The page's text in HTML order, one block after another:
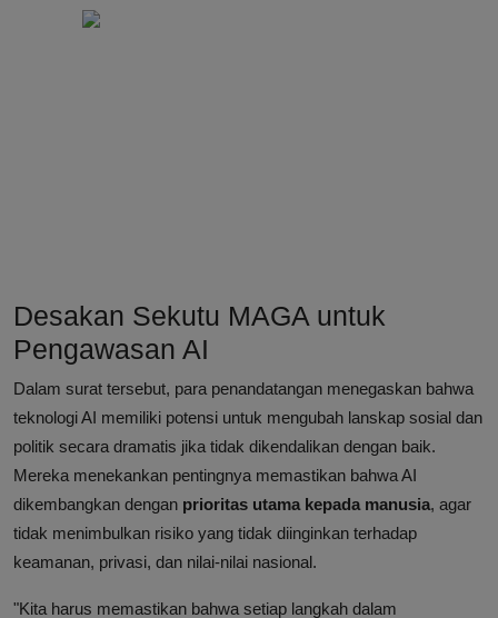
Desakan Sekutu MAGA untuk
Pengawasan AI
Dalam surat tersebut, para penandatangan menegaskan bahwa
teknologi AI memiliki potensi untuk mengubah lanskap sosial dan
politik secara dramatis jika tidak dikendalikan dengan baik.
Mereka menekankan pentingnya memastikan bahwa AI
dikembangkan dengan prioritas utama kepada manusia, agar
tidak menimbulkan risiko yang tidak diinginkan terhadap
keamanan, privasi, dan nilai-nilai nasional.
"Kita harus memastikan bahwa setiap langkah dalam